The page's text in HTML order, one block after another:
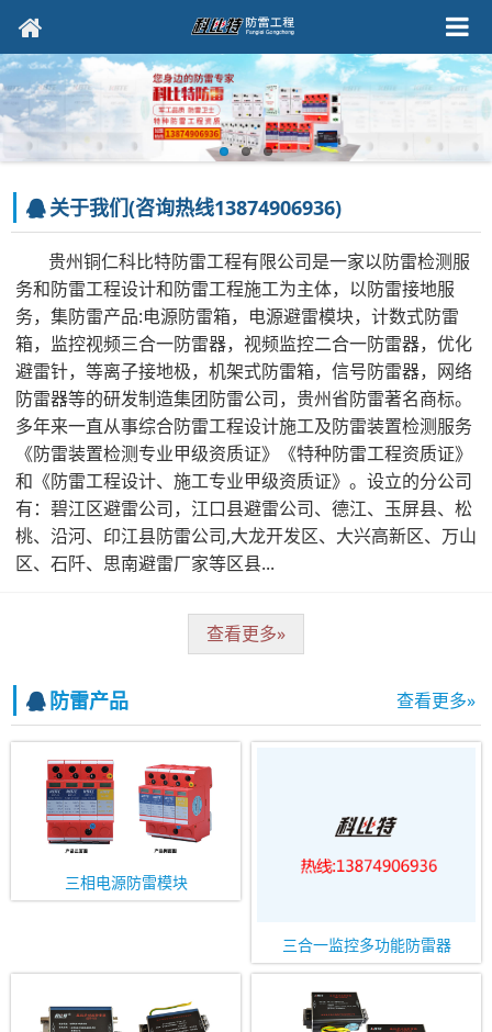
关于我们(咨询热线13874906936)
贵州铜仁科比特防雷工程有限公司是一家以防雷检测服
务和防雷工程设计和防雷工程施工为主体，以防雷接地服
务，集防雷产品:电源防雷箱，电源避雷模块，计数式防雷
箱，监控视频三合一防雷器，视频监控二合一防雷器，优化
避雷针，等离子接地极，机架式防雷箱，信号防雷器，网络
防雷器等的研发制造集团防雷公司，贵州省防雷著名商标。
多年来一直从事综合防雷工程设计施工及防雷装置检测服务
《防雷装置检测专业甲级资质证》《特种防雷工程资质证》
和《防雷工程设计、施工专业甲级资质证》。设立的分公司
有：碧江区避雷公司，江口县避雷公司、德江、玉屏县、松
桃、沿河、印江县防雷公司,大龙开发区、大兴高新区、万山
区、石阡、思南避雷厂家等区县...
查看更多»
防雷产品 查看更多»
三相电源防雷模块
三合一监控多功能防雷器